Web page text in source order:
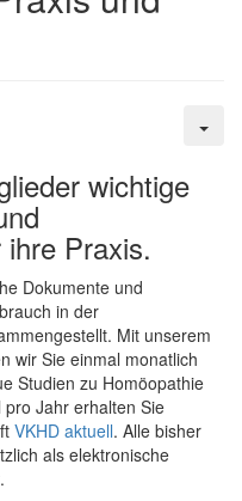
wichtige
Praxis.
Dokumente und
in der
Mit unserem
wir Sie einmal monatlich
Studien zu Homöopathie
Jahr erhalten Sie
VKHD aktuell. Alle bisher
als elektronische